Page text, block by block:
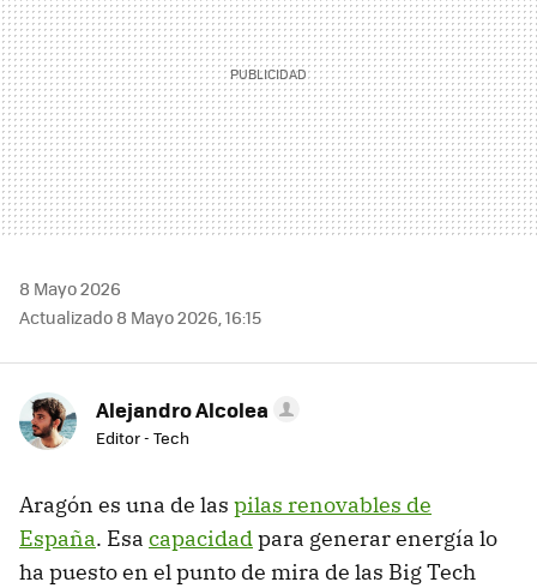
8 Mayo 2026
Actualizado 8 Mayo 2026, 16:15
Alejandro Alcolea
Editor - Tech
Aragón es una de las pilas renovables de
España. Esa capacidadpara generar energía lo
ha puesto en el punto de mira de las Big Tech